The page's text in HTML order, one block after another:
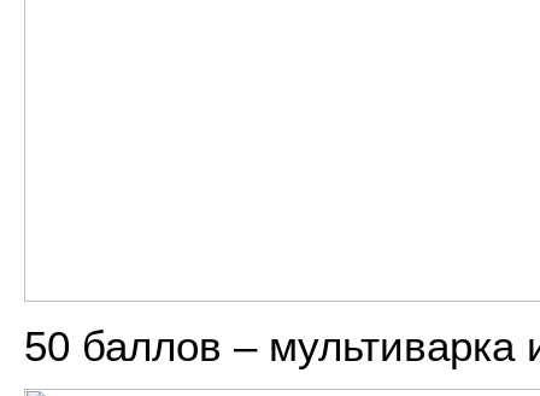
50 баллов – мультиварка